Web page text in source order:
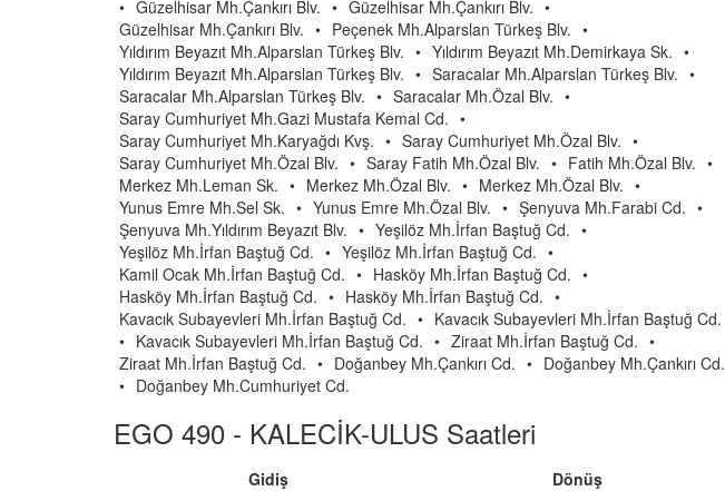
• Güzelhisar Mh.Çankırı Blv. • Güzelhisar Mh.Çankırı Blv. •
Güzelhisar Mh.Çankırı Blv. • Peçenek Mh.Alparslan Türkeş Blv. •
Yıldırım Beyazıt Mh.Alparslan Türkeş Blv. • Yıldırım Beyazıt Mh.Demirkaya Sk. •
Yıldırım Beyazıt Mh.Alparslan Türkeş Blv. • Saracalar Mh.Alparslan Türkeş Blv. •
Saracalar Mh.Alparslan Türkeş Blv. • Saracalar Mh.Özal Blv. •
Saray Cumhuriyet Mh.Gazi Mustafa Kemal Cd. •
Saray Cumhuriyet Mh.Karyağdı Kvş. • Saray Cumhuriyet Mh.Özal Blv. •
Saray Cumhuriyet Mh.Özal Blv. • Saray Fatih Mh.Özal Blv. • Fatih Mh.Özal Blv. •
Merkez Mh.Leman Sk. • Merkez Mh.Özal Blv. • Merkez Mh.Özal Blv. •
Yunus Emre Mh.Sel Sk. • Yunus Emre Mh.Özal Blv. • Şenyuva Mh.Farabi Cd. •
Şenyuva Mh.Yıldırım Beyazıt Blv. • Yeşilöz Mh.İrfan Baştuğ Cd. •
Yeşilöz Mh.İrfan Baştuğ Cd. • Yeşilöz Mh.İrfan Baştuğ Cd. •
Kamil Ocak Mh.İrfan Baştuğ Cd. • Hasköy Mh.İrfan Baştuğ Cd. •
Hasköy Mh.İrfan Baştuğ Cd. • Hasköy Mh.İrfan Baştuğ Cd. •
Kavacık Subayevleri Mh.İrfan Baştuğ Cd. • Kavacık Subayevleri Mh.İrfan Baştuğ Cd.
• Kavacık Subayevleri Mh.İrfan Baştuğ Cd. • Ziraat Mh.İrfan Baştuğ Cd. •
Ziraat Mh.İrfan Baştuğ Cd. • Doğanbey Mh.Çankırı Cd. • Doğanbey Mh.Çankırı Cd.
• Doğanbey Mh.Cumhuriyet Cd.
EGO 490 - KALECİK-ULUS Saatleri
Gidiş
Dönüş